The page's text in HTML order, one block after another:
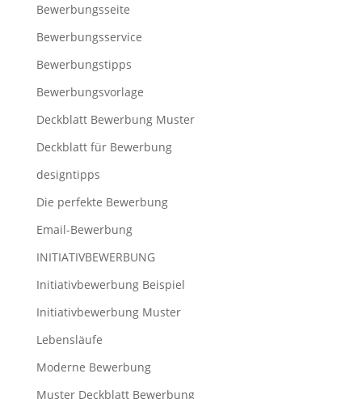
Bewerbungsseite
Bewerbungsservice
Bewerbungstipps
Bewerbungsvorlage
Deckblatt Bewerbung Muster
Deckblatt für Bewerbung
designtipps
Die perfekte Bewerbung
Email-Bewerbung
INITIATIVBEWERBUNG
Initiativbewerbung Beispiel
Initiativbewerbung Muster
Lebensläufe
Moderne Bewerbung
Muster Deckblatt Bewerbung